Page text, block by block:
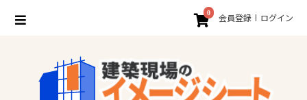
0
会員登録 ログイン